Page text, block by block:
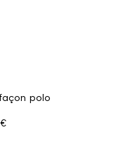
polo